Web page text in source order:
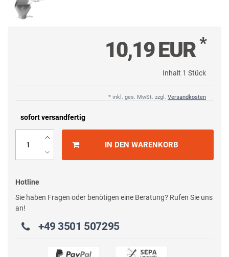
10,19 EUR*
Inhalt 1 Stück
* inkl. ges. MwSt. zzgl. Versandkosten
sofort versandfertig
IN DEN WARENKORB
Hotline
Sie haben Fragen oder benötigen eine Beratung? Rufen Sie uns
an!
+49 3501 507295